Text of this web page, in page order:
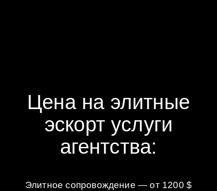
Цена на элитные
эскорт услуги
агентства:
Элитное сопровождение — от 1200 $